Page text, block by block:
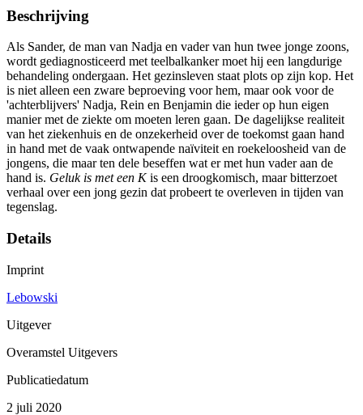
Beschrijving
Als Sander, de man van Nadja en vader van hun twee jonge zoons,
wordt gediagnosticeerd met teelbalkanker moet hij een langdurige
behandeling ondergaan. Het gezinsleven staat plots op zijn kop. Het
is niet alleen een zware beproeving voor hem, maar ook voor de
'achterblijvers' Nadja, Rein en Benjamin die ieder op hun eigen
manier met de ziekte om moeten leren gaan. De dagelijkse realiteit
van het ziekenhuis en de onzekerheid over de toekomst gaan hand
in hand met de vaak ontwapende naïviteit en roekeloosheid van de
jongens, die maar ten dele beseffen wat er met hun vader aan de
hand is. Geluk is met een Kis een droogkomisch, maar bitterzoet
verhaal over een jong gezin dat probeert te overleven in tijden van
tegenslag.
Details
Imprint
Lebowski
Uitgever
Overamstel Uitgevers
Publicatiedatum
2 juli 2020